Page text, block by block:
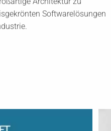
Softwarelösungen